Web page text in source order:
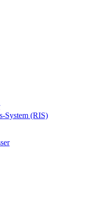
System (RIS)